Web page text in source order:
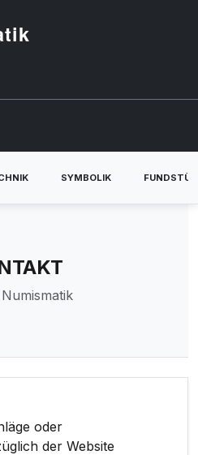
SYMBOLIK
oder
der Website